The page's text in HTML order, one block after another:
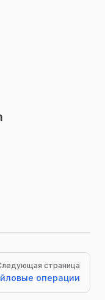
страница
операции